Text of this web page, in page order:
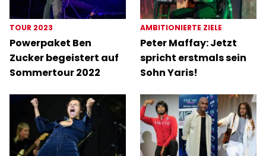
TOUR 2023
Powerpaket Ben
Zucker begeistert auf
Sommertour 2022
AMBITIONIERTE ZIELE
Peter Maffay: Jetzt
spricht erstmals sein
Sohn Yaris!